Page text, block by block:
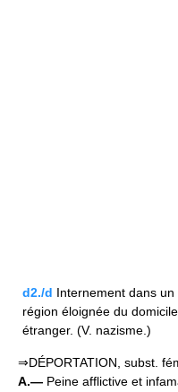
d2./d Internement dans
région éloignée du
étranger. (V. nazisme.)
⇒DÉPORTATION, subst.
A.— Peine afflictive et